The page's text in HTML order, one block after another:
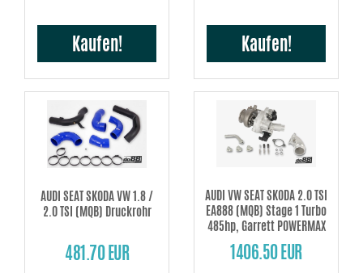
Kaufen! Kaufen!
AUDI SEAT SKODA VW 1.8 /
2.0 TSI (MQB) Druckrohr
481.70 EUR
AUDI VW SEAT SKODA 2.0 TSI
EA888 (MQB) Stage 1 Turbo
485hp, Garrett POWERMAX
1406.50 EUR